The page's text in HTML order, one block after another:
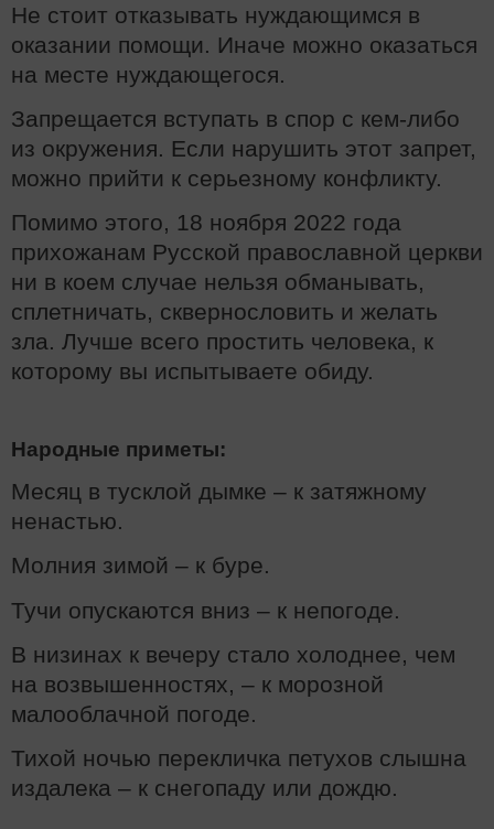
Не стоит отказывать нуждающимся в
оказании помощи. Иначе можно оказаться
на месте нуждающегося.
Запрещается вступать в спор с кем-либо
из окружения. Если нарушить этот запрет,
можно прийти к серьезному конфликту.
Помимо этого, 18 ноября 2022 года
прихожанам Русской православной церкви
ни в коем случае нельзя обманывать,
сплетничать, сквернословить и желать
зла. Лучше всего простить человека, к
которому вы испытываете обиду.
Народные приметы:
Месяц в тусклой дымке – к затяжному
ненастью.
Молния зимой – к буре.
Тучи опускаются вниз – к непогоде.
В низинах к вечеру стало холоднее, чем
на возвышенностях, – к морозной
малооблачной погоде.
Тихой ночью перекличка петухов слышна
издалека – к снегопаду или дождю.